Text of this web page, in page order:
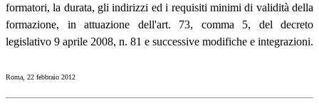
formatori, la durata, gli indirizzi ed i requisiti minimi di validità della
formazione, in attuazione dell'art. 73, comma 5, del decreto
legislativo 9 aprile 2008, n. 81 e successive modifiche e integrazioni.
Roma, 22 febbraio 2012